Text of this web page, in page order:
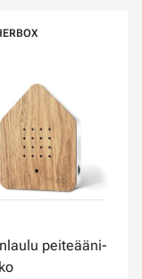
peiteääni-